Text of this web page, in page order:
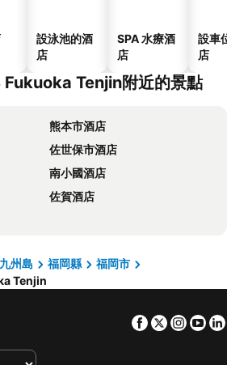
設泳池的酒
店
SPA 水療酒
店
設車
店
Fukuoka Tenjin附近的景點
熊本市酒店
佐世保市酒店
南小國酒店
佐賀酒店
九州島 福岡縣
福岡市
Tenjin
Facebook
Twitter